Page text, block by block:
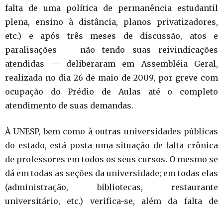
falta de uma política de permanência estudantil
plena, ensino à distância, planos privatizadores,
etc.) e após três meses de discussão, atos e
paralisações — não tendo suas reivindicações
atendidas — deliberaram em Assembléia Geral,
realizada no dia 26 de maio de 2009, por greve com
ocupação do Prédio de Aulas até o completo
atendimento de suas demandas.
À UNESP, bem como à outras universidades públicas
do estado, está posta uma situação de falta crônica
de professores em todos os seus cursos. O mesmo se
dá em todas as seções da universidade; em todas elas
(administração, bibliotecas, restaurante
universitário, etc.) verifica-se, além da falta de